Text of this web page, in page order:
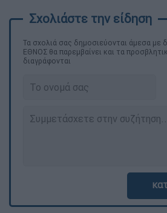
Τα σχολιά σας δημοσιεύονται άμεσα με
ΕΘΝΟΣ θα παρεμβαίνει και τα
διαγράφονται